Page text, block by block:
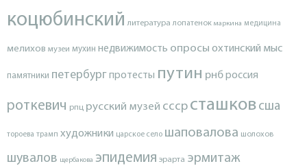
коцюбинский литература лопатенок маркина медицина
мелихов музеи мухин недвижимость опросы охтинский мыс
памятники петербургпротесты путин рнброссия
роткевич рпц русский музей ссср сташков сша
тороева трамп художники царское село шаповалова шолохов
шувалов щербакова эпидемия эрарта эрмитаж